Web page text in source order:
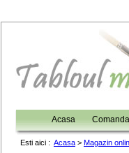
Acasa
Esti aici : Acasa > Magazin